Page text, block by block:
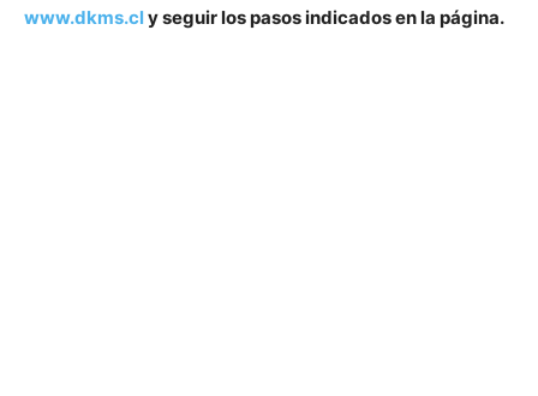
www.dkms.cly seguir los pasos indicados en la página.